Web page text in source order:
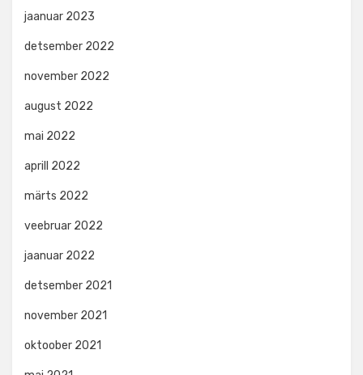
jaanuar 2023
detsember 2022
november 2022
august 2022
mai 2022
aprill 2022
märts 2022
veebruar 2022
jaanuar 2022
detsember 2021
november 2021
oktoober 2021